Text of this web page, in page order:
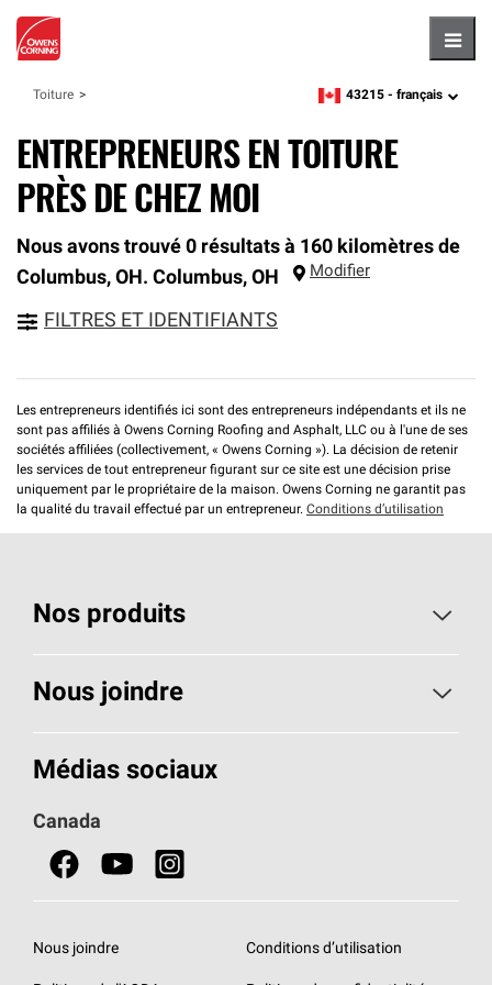
Toiture zipcode,language
43215 - français
ENTREPRENEURS EN TOITURE
PRÈS DE CHEZ MOI
Nous avons trouvé 0 résultats à 160 kilomètres de
Columbus, OH. Columbus, OH Modifier
FILTRES ET IDENTIFIANTS
Les entrepreneurs identifiés ici sont des entrepreneurs indépendants et ils ne
sont pas affiliés à Owens Corning Roofing and Asphalt, LLC ou à l'une de ses
sociétés affiliées (collectivement, « Owens Corning »). La décision de retenir
les services de tout entrepreneur figurant sur ce site est une décision prise
uniquement par le propriétaire de la maison. Owens Corning ne garantit pas
la qualité du travail effectué par un entrepreneur. Conditions d’utilisation
Nos produits
Toiture
Isolants pour usage résidentiel
Portes
Nous joindre
Composez le 1 800 438-7465
Médias sociaux
Canada
Nous joindre Conditions d’utilisation